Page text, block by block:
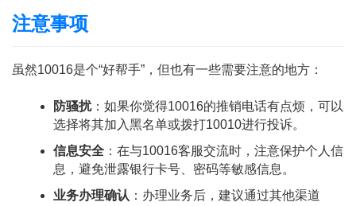
号
百
注意事项
虽然10016是个“好帮手”，但也有一些需要注意的地方：
防骚扰：如果你觉得10016的推销电话有点烦，可以
选择将其加入黑名单或拨打10010进行投诉。
信息安全 ：在与10016客服交流时，注意保护个人信
息，避免泄露银行卡号、密码等敏感信息。
业务办理确认 ：办理业务后，建议通过其他渠道